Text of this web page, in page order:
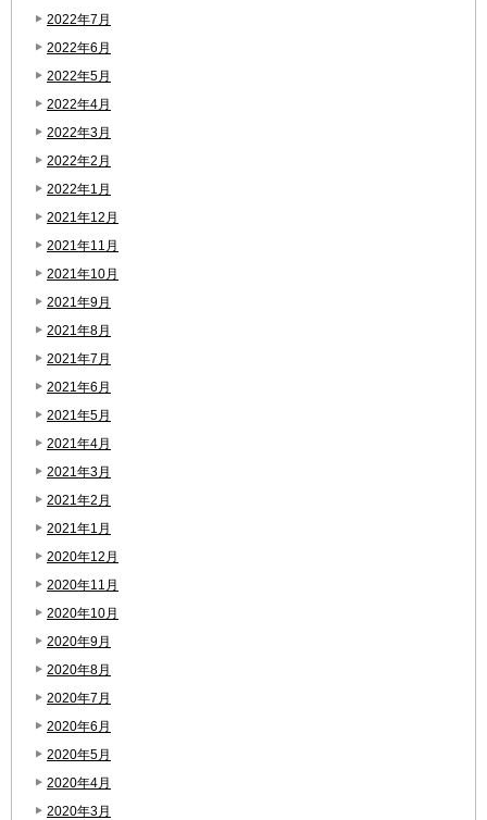
2022年7月
2022年6月
2022年5月
2022年4月
2022年3月
2022年2月
2022年1月
2021年12月
2021年11月
2021年10月
2021年9月
2021年8月
2021年7月
2021年6月
2021年5月
2021年4月
2021年3月
2021年2月
2021年1月
2020年12月
2020年11月
2020年10月
2020年9月
2020年8月
2020年7月
2020年6月
2020年5月
2020年4月
2020年3月